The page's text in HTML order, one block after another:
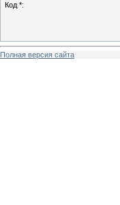
Код *:
Полная версия сайта